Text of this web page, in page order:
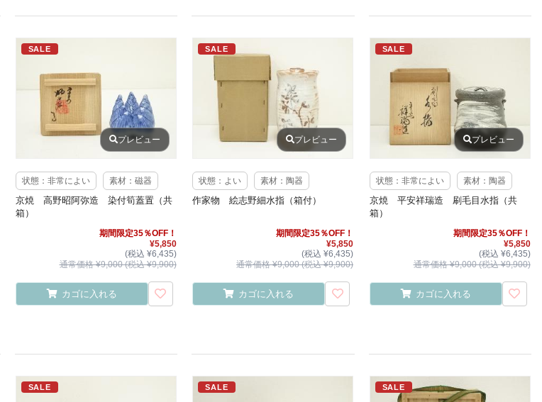
SALE
プレビュー
状態：非常によい 素材：磁器
京焼 高野昭阿弥造 染付筍蓋置（共
箱）
期間限定35％OFF！
¥5,850
(税込 ¥6,435)
通常価格 ¥9,000 (税込 ¥9,900)
カゴに入れる
SALE
プレビュー
状態：よい 素材：陶器
作家物 絵志野細水指（箱付）
期間限定35％OFF！
¥5,850
(税込 ¥6,435)
通常価格 ¥9,000 (税込 ¥9,900)
カゴに入れる
SALE
プレビュー
状態：非常によい 素材：陶器
京焼 平安祥瑞造 刷毛目水指（共
箱）
期間限定35％OFF！
¥5,850
(税込 ¥6,435)
通常価格 ¥9,000 (税込 ¥9,900)
カゴに入れる
SALE SALE SALE